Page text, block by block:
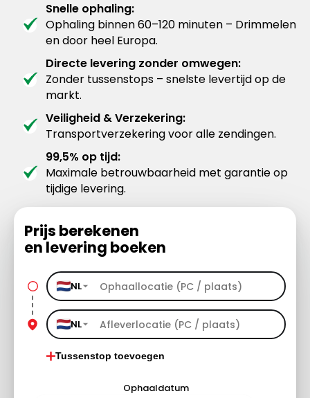
Snelle ophaling:
Ophaling binnen 60–120 minuten – Drimmelen
en door heel Europa.
Directe levering zonder omwegen:
Zonder tussenstops – snelste levertijd op de
markt.
Veiligheid & Verzekering:
Transportverzekering voor alle zendingen.
99,5% op tijd:
Maximale betrouwbaarheid met garantie op
tijdige levering.
Prijs berekenen
en levering boeken
NL
NL
Tussenstop toevoegen
Ophaaldatum